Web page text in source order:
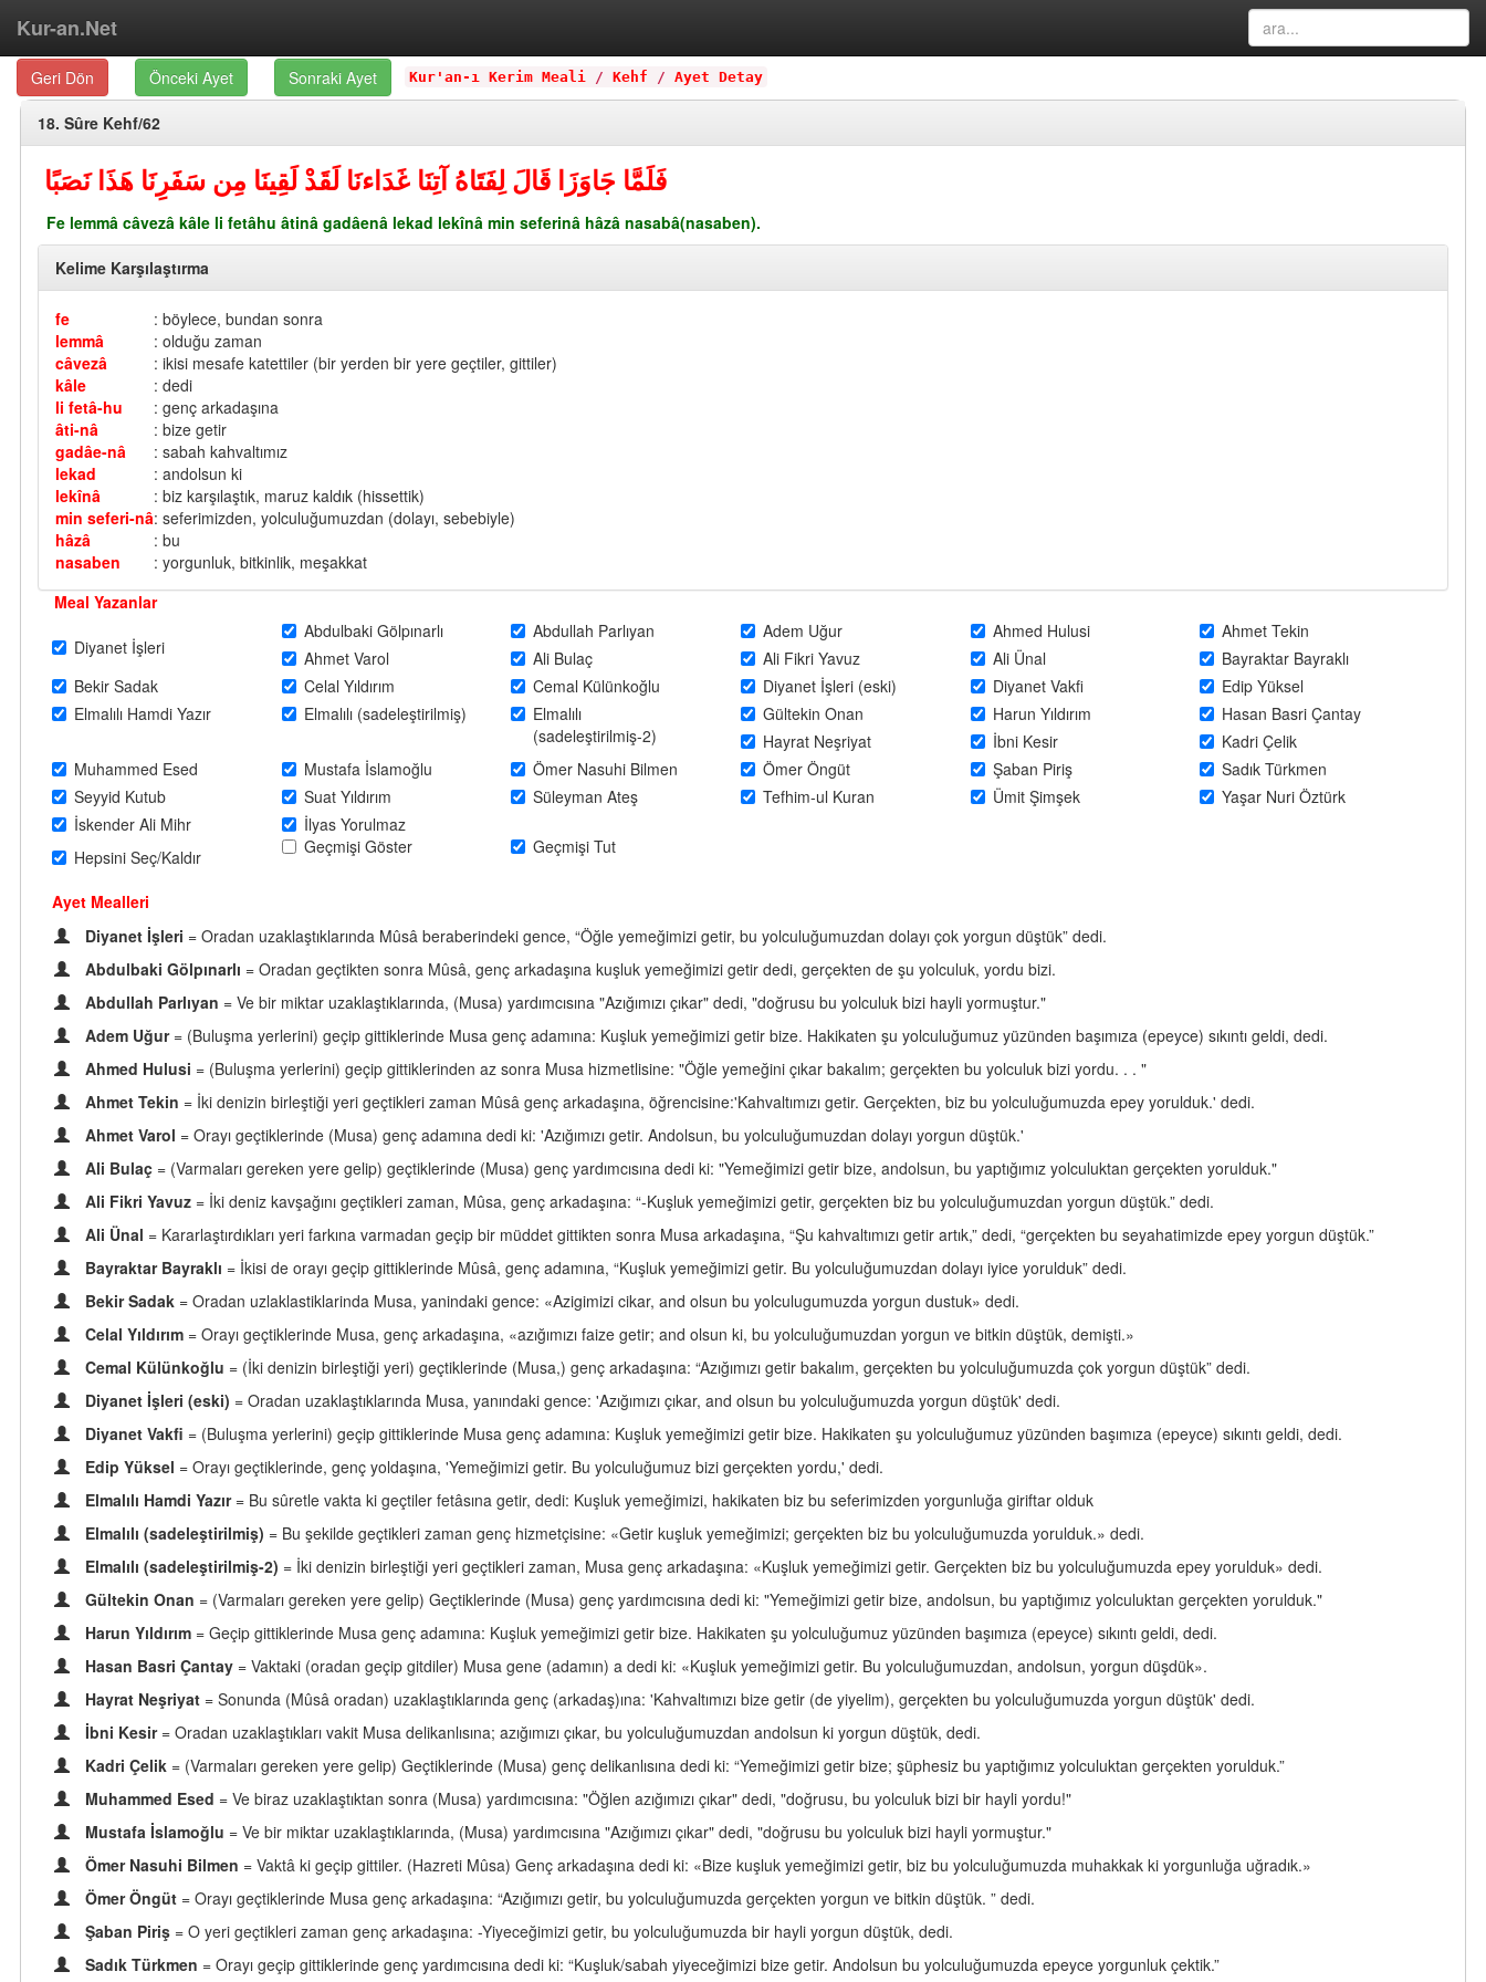
Kur-an.Net
Geri Dön Önceki Ayet Sonraki Ayet Kur'an-ı Kerim Meali / Kehf / Ayet Detay
18. Sûre Kehf/62
فَلَمَّا جَاوَزَا قَالَ لِفَتَاهُ آتِنَا غَدَاءنَا لَقَدْ لَقِينَا مِن سَفَرِنَا هَذَا نَصَبًا
Fe lemmâ câvezâ kâle li fetâhu âtinâ gadâenâ lekad lekînâ min seferinâ hâzâ nasabâ(nasaben).
Kelime Karşılaştırma
fe
: böylece, bundan sonra
lemmâ
: olduğu zaman
câvezâ
: ikisi mesafe katettiler (bir yerden bir yere geçtiler, gittiler)
kâle
: dedi
li fetâ-hu
: genç arkadaşına
âti-nâ
: bize getir
gadâe-nâ
: sabah kahvaltımız
lekad
: andolsun ki
lekînâ
: biz karşılaştık, maruz kaldık (hissettik)
min seferi-nâ: seferimizden, yolculuğumuzdan (dolayı, sebebiyle)
hâzâ
: bu
nasaben
: yorgunluk, bitkinlik, meşakkat
Meal Yazanlar
Diyanet İşleri
Abdulbaki Gölpınarlı Abdullah Parlıyan Adem Uğur Ahmed Hulusi
Ahmet Tekin
Ahmet Varol
Ali Bulaç Ali Fikri Yavuz Ali Ünal
Bayraktar Bayraklı
Bekir Sadak
Celal Yıldırım Cemal Külünkoğlu Diyanet İşleri (eski) Diyanet Vakfi
Edip Yüksel
Elmalılı Hamdi Yazır
Elmalılı (sadeleştirilmiş)
Elmalılı
(sadeleştirilmiş-2)
Gültekin Onan Harun Yıldırım
Hasan Basri Çantay
Hayrat Neşriyat
İbni Kesir
Kadri Çelik
Muhammed Esed
Mustafa İslamoğlu Ömer Nasuhi Bilmen Ömer Öngüt Şaban Piriş
Sadık Türkmen
Seyyid Kutub
Suat Yıldırım Süleyman Ateş Tefhim-ul Kuran Ümit Şimşek
Yaşar Nuri Öztürk
İskender Ali Mihr
İlyas Yorulmaz
Hepsini Seç/Kaldır
Geçmişi Göster Geçmişi Tut
Ayet Mealleri
Diyanet İşleri = Oradan uzaklaştıklarında Mûsâ beraberindeki gence, “Öğle yemeğimizi getir, bu yolculuğumuzdan dolayı çok yorgun düştük” dedi.
Abdulbaki Gölpınarlı = Oradan geçtikten sonra Mûsâ, genç arkadaşına kuşluk yemeğimizi getir dedi, gerçekten de şu yolculuk, yordu bizi.
Abdullah Parlıyan = Ve bir miktar uzaklaştıklarında, (Musa) yardımcısına "Azığımızı çıkar" dedi, "doğrusu bu yolculuk bizi hayli yormuştur."
Adem Uğur = (Buluşma yerlerini) geçip gittiklerinde Musa genç adamına: Kuşluk yemeğimizi getir bize. Hakikaten şu yolculuğumuz yüzünden başımıza (epeyce) sıkıntı geldi, dedi.
Ahmed Hulusi = (Buluşma yerlerini) geçip gittiklerinden az sonra Musa hizmetlisine: "Öğle yemeğini çıkar bakalım; gerçekten bu yolculuk bizi yordu. . . "
Ahmet Tekin = İki denizin birleştiği yeri geçtikleri zaman Mûsâ genç arkadaşına, öğrencisine:'Kahvaltımızı getir. Gerçekten, biz bu yolculuğumuzda epey yorulduk.' dedi.
Ahmet Varol = Orayı geçtiklerinde (Musa) genç adamına dedi ki: 'Azığımızı getir. Andolsun, bu yolculuğumuzdan dolayı yorgun düştük.'
Ali Bulaç = (Varmaları gereken yere gelip) geçtiklerinde (Musa) genç yardımcısına dedi ki: "Yemeğimizi getir bize, andolsun, bu yaptığımız yolculuktan gerçekten yorulduk."
Ali Fikri Yavuz = İki deniz kavşağını geçtikleri zaman, Mûsa, genç arkadaşına: “-Kuşluk yemeğimizi getir, gerçekten biz bu yolculuğumuzdan yorgun düştük.” dedi.
Ali Ünal = Kararlaştırdıkları yeri farkına varmadan geçip bir müddet gittikten sonra Musa arkadaşına, “Şu kahvaltımızı getir artık,” dedi, “gerçekten bu seyahatimizde epey yorgun düştük.”
Bayraktar Bayraklı = İkisi de orayı geçip gittiklerinde Mûsâ, genç adamına, “Kuşluk yemeğimizi getir. Bu yolculuğumuzdan dolayı iyice yorulduk” dedi.
Bekir Sadak = Oradan uzlaklastiklarinda Musa, yanindaki gence: «Azigimizi cikar, and olsun bu yolculugumuzda yorgun dustuk» dedi.
Celal Yıldırım = Orayı geçtiklerinde Musa, genç arkadaşına, «azığımızı faize getir; and olsun ki, bu yolculuğumuzdan yorgun ve bitkin düştük, demişti.»
Cemal Külünkoğlu = (İki denizin birleştiği yeri) geçtiklerinde (Musa,) genç arkadaşına: “Azığımızı getir bakalım, gerçekten bu yolculuğumuzda çok yorgun düştük” dedi.
Diyanet İşleri (eski) = Oradan uzaklaştıklarında Musa, yanındaki gence: 'Azığımızı çıkar, and olsun bu yolculuğumuzda yorgun düştük' dedi.
Diyanet Vakfi = (Buluşma yerlerini) geçip gittiklerinde Musa genç adamına: Kuşluk yemeğimizi getir bize. Hakikaten şu yolculuğumuz yüzünden başımıza (epeyce) sıkıntı geldi, dedi.
Edip Yüksel = Orayı geçtiklerinde, genç yoldaşına, 'Yemeğimizi getir. Bu yolculuğumuz bizi gerçekten yordu,' dedi.
Elmalılı Hamdi Yazır = Bu sûretle vakta ki geçtiler fetâsına getir, dedi: Kuşluk yemeğimizi, hakikaten biz bu seferimizden yorgunluğa giriftar olduk
Elmalılı (sadeleştirilmiş) = Bu şekilde geçtikleri zaman genç hizmetçisine: «Getir kuşluk yemeğimizi; gerçekten biz bu yolculuğumuzda yorulduk.» dedi.
Elmalılı (sadeleştirilmiş-2) = İki denizin birleştiği yeri geçtikleri zaman, Musa genç arkadaşına: «Kuşluk yemeğimizi getir. Gerçekten biz bu yolculuğumuzda epey yorulduk» dedi.
Gültekin Onan = (Varmaları gereken yere gelip) Geçtiklerinde (Musa) genç yardımcısına dedi ki: "Yemeğimizi getir bize, andolsun, bu yaptığımız yolculuktan gerçekten yorulduk."
Harun Yıldırım = Geçip gittiklerinde Musa genç adamına: Kuşluk yemeğimizi getir bize. Hakikaten şu yolculuğumuz yüzünden başımıza (epeyce) sıkıntı geldi, dedi.
Hasan Basri Çantay = Vaktaki (oradan geçip gitdiler) Musa gene (adamın) a dedi ki: «Kuşluk yemeğimizi getir. Bu yolculuğumuzdan, andolsun, yorgun düşdük».
Hayrat Neşriyat = Sonunda (Mûsâ oradan) uzaklaştıklarında genç (arkadaş)ına: 'Kahvaltımızı bize getir (de yiyelim), gerçekten bu yolculuğumuzda yorgun düştük' dedi.
İbni Kesir = Oradan uzaklaştıkları vakit Musa delikanlısına; azığımızı çıkar, bu yolculuğumuzdan andolsun ki yorgun düştük, dedi.
Kadri Çelik = (Varmaları gereken yere gelip) Geçtiklerinde (Musa) genç delikanlısına dedi ki: “Yemeğimizi getir bize; şüphesiz bu yaptığımız yolculuktan gerçekten yorulduk.”
Muhammed Esed = Ve biraz uzaklaştıktan sonra (Musa) yardımcısına: "Öğlen azığımızı çıkar" dedi, "doğrusu, bu yolculuk bizi bir hayli yordu!"
Mustafa İslamoğlu = Ve bir miktar uzaklaştıklarında, (Musa) yardımcısına "Azığımızı çıkar" dedi, "doğrusu bu yolculuk bizi hayli yormuştur."
Ömer Nasuhi Bilmen = Vaktâ ki geçip gittiler. (Hazreti Mûsa) Genç arkadaşına dedi ki: «Bize kuşluk yemeğimizi getir, biz bu yolculuğumuzda muhakkak ki yorgunluğa uğradık.»
Ömer Öngüt = Orayı geçtiklerinde Musa genç arkadaşına: “Azığımızı getir, bu yolculuğumuzda gerçekten yorgun ve bitkin düştük. ” dedi.
Şaban Piriş = O yeri geçtikleri zaman genç arkadaşına: -Yiyeceğimizi getir, bu yolculuğumuzda bir hayli yorgun düştük, dedi.
Sadık Türkmen = Orayı geçip gittiklerinde genç yardımcısına dedi ki: “Kuşluk/sabah yiyeceğimizi bize getir. Andolsun bu yolculuğumuzda epeyce yorgunluk çektik.”